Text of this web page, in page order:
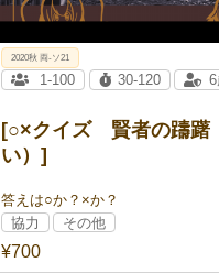
[○×クイズ 賢者の躊躇
い）]
答えは○か？×か？
¥700
2020秋 両-ソ21
1-100 30-120
協力 その他